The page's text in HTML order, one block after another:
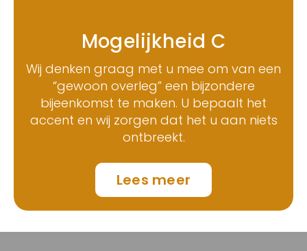
Mogelijkheid C
Wij denken graag met u mee om van een
“gewoon overleg” een bijzondere
bijeenkomst te maken. U bepaalt het
accent en wij zorgen dat het u aan niets
ontbreekt.
Lees meer